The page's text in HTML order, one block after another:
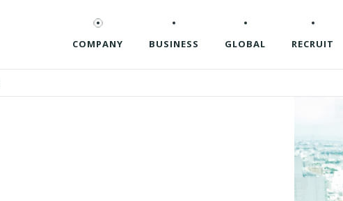
COMPANY BUSINESS GLOBAL RECRUIT